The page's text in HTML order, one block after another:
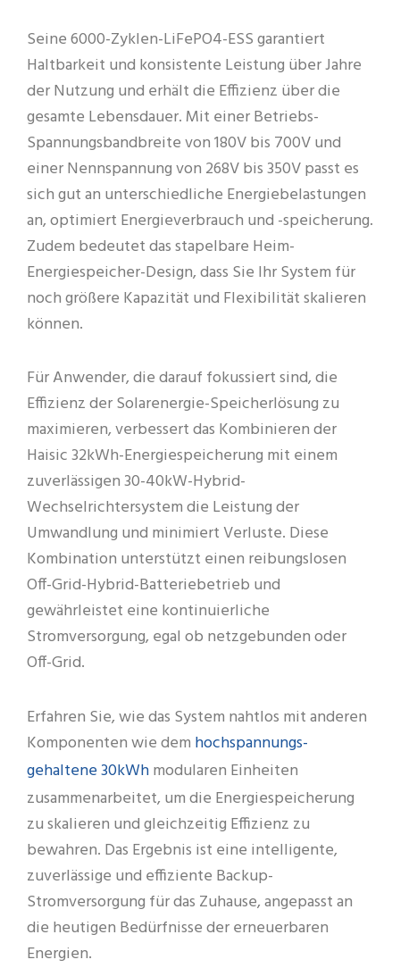
Seine 6000-Zyklen-LiFePO4-ESS garantiert
Haltbarkeit und konsistente Leistung über Jahre
der Nutzung und erhält die Effizienz über die
gesamte Lebensdauer. Mit einer Betriebs-
Spannungsbandbreite von 180V bis 700V und
einer Nennspannung von 268V bis 350V passt es
sich gut an unterschiedliche Energiebelastungen
an, optimiert Energieverbrauch und -speicherung.
Zudem bedeutet das stapelbare Heim-
Energiespeicher-Design, dass Sie Ihr System für
noch größere Kapazität und Flexibilität skalieren
können.
Für Anwender, die darauf fokussiert sind, die
Effizienz der Solarenergie-Speicherlösung zu
maximieren, verbessert das Kombinieren der
Haisic 32kWh-Energiespeicherung mit einem
zuverlässigen 30-40kW-Hybrid-
Wechselrichtersystem die Leistung der
Umwandlung und minimiert Verluste. Diese
Kombination unterstützt einen reibungslosen
Off-Grid-Hybrid-Batteriebetrieb und
gewährleistet eine kontinuierliche
Stromversorgung, egal ob netzgebunden oder
Off-Grid.
Erfahren Sie, wie das System nahtlos mit anderen
Komponenten wie dem hochspannungs-
gehaltene 30kWhmodularen Einheiten
zusammenarbeitet, um die Energiespeicherung
zu skalieren und gleichzeitig Effizienz zu
bewahren. Das Ergebnis ist eine intelligente,
zuverlässige und effiziente Backup-
Stromversorgung für das Zuhause, angepasst an
die heutigen Bedürfnisse der erneuerbaren
Energien.